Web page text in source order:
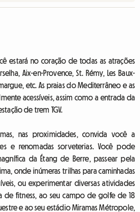
estará no coração de todas as atrações
Aix-en-Provence, St. Rémy, Les Baux-
etc. As praias do Mediterrâneo e as
acessíveis, assim como a entrada da
de trem TGV.
nas proximidades, convida você a
e renomadas sorveterias. Você pode
da Étang de Berre, passear pela
onde inúmeras trilhas para caminhadas
ou experimentar diversas atividades
de fitness, ao seu campo de golfe de 18
e ao seu estádio Miramas Métropole,